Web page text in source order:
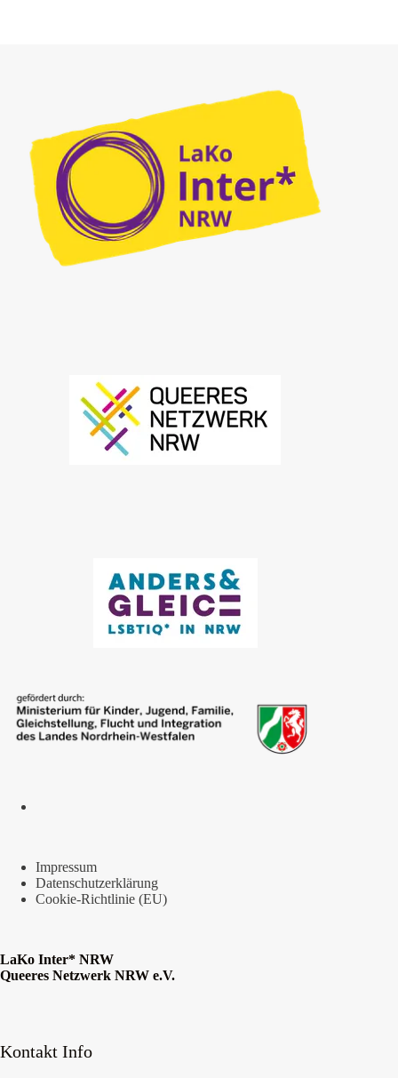
Impressum
Datenschutzerklärung
Cookie-Richtlinie (EU)
LaKo Inter* NRW
Queeres Netzwerk NRW e.V.
Kontakt Info